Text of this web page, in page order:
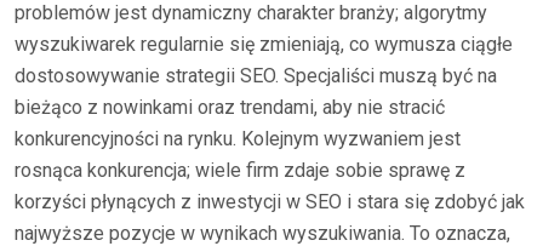
problemów jest dynamiczny charakter branży; algorytmy
wyszukiwarek regularnie się zmieniają, co wymusza ciągłe
dostosowywanie strategii SEO. Specjaliści muszą być na
bieżąco z nowinkami oraz trendami, aby nie stracić
konkurencyjności na rynku. Kolejnym wyzwaniem jest
rosnąca konkurencja; wiele firm zdaje sobie sprawę z
korzyści płynących z inwestycji w SEO i stara się zdobyć jak
najwyższe pozycje w wynikach wyszukiwania. To oznacza,